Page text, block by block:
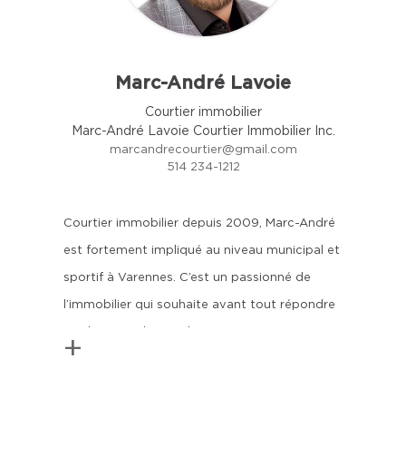
Marc-André Lavoie
Courtier immobilier
Marc-André Lavoie Courtier Immobilier Inc.
marcandrecourtier@gmail.com
514 234-1212
Courtier immobilier depuis 2009, Marc-André
est fortement impliqué au niveau municipal et
sportif à Varennes. C’est un passionné de
l’immobilier qui souhaite avant tout répondre
tant que négociateur et ses connaissances
+